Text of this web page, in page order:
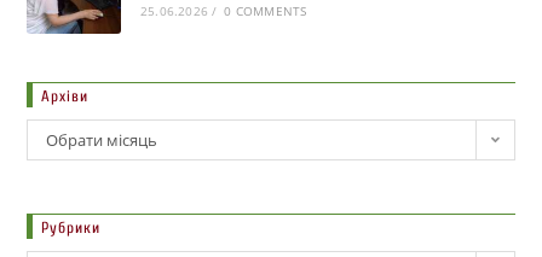
25.06.2026 / 0 COMMENTS
Архіви
Обрати місяць
Рубрики